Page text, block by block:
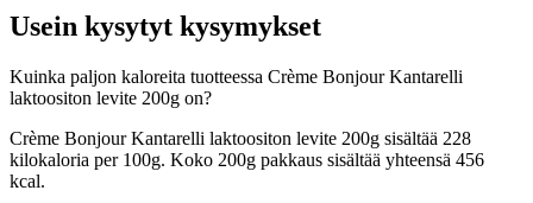
Usein kysytyt kysymykset
Kuinka paljon kaloreita tuotteessa Crème Bonjour Kantarelli
laktoositon levite 200g on?
Crème Bonjour Kantarelli laktoositon levite 200g sisältää 228
kilokaloria per 100g. Koko 200g pakkaus sisältää yhteensä 456
kcal.